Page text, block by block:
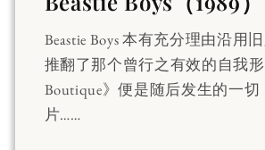
Beastie Boys 本有充分理由沿用
推翻了那个曾行之有效的自我形
Boutique》便是随后发生的一
片……